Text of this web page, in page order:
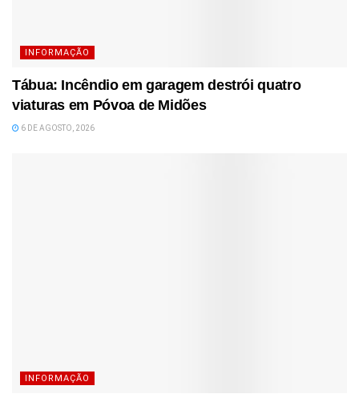
INFORMAÇÃO
Tábua: Incêndio em garagem destrói quatro
viaturas em Póvoa de Midões
6 DE AGOSTO, 2026
INFORMAÇÃO